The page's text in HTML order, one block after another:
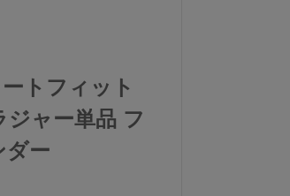
トフィット
ジャー単品 フ
ダー